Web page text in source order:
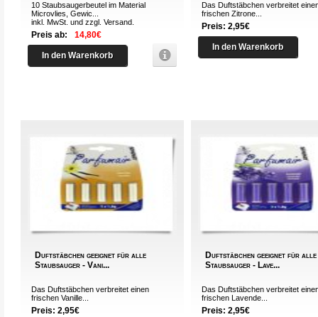
10 Staubsaugerbeutel im Material
Microvlies, Gewic...
inkl. MwSt. und zzgl.Versand
Preis ab: 14,80€
In den Warenkorb
Das Duftstäbchen verbreitet
frischen Zitrone...
Preis: 2,95€
In den Warenkorb
Duftstäbchen geeignet für alle
Staubsauger - Vani...
Das Duftstäbchen verbreitet einen
frischen Vanille...
Preis: 2,95€
Duftstäbchen geeignet für alle
Staubsauger - Lave...
Das Duftstäbchen verbreitet
frischen Lavende...
Preis: 2,95€